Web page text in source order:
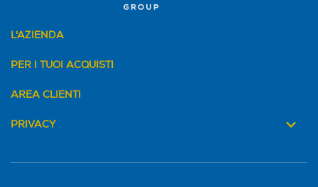
L'AZIENDA
PER I TUOI ACQUISTI
AREA CLIENTI
PRIVACY